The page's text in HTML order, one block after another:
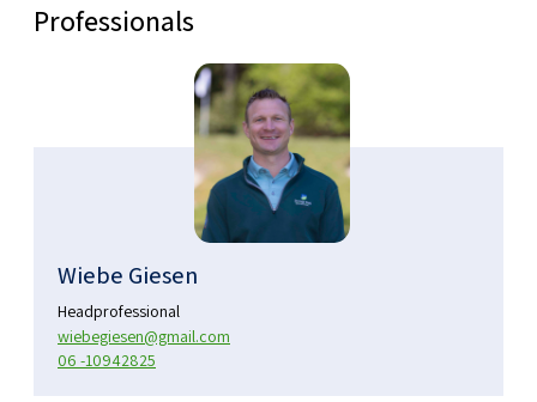
Professionals
Wiebe Giesen
Headprofessional
wiebegiesen@gmail.com
06 -10942825